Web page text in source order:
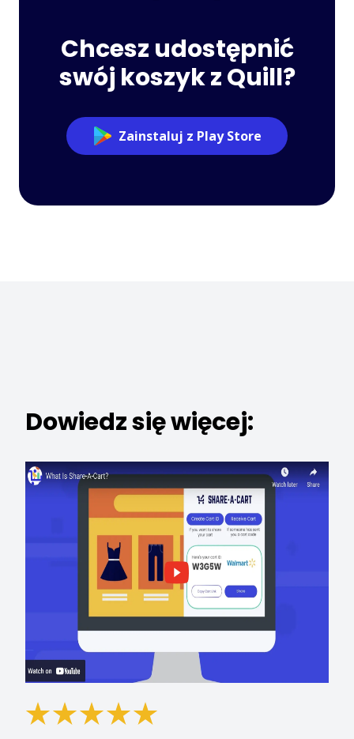
Chcesz udostępnić
swój koszyk z Quill?
Zainstaluj z Play Store
Dowiedz się więcej: